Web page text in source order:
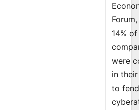
14% of
were
in
to